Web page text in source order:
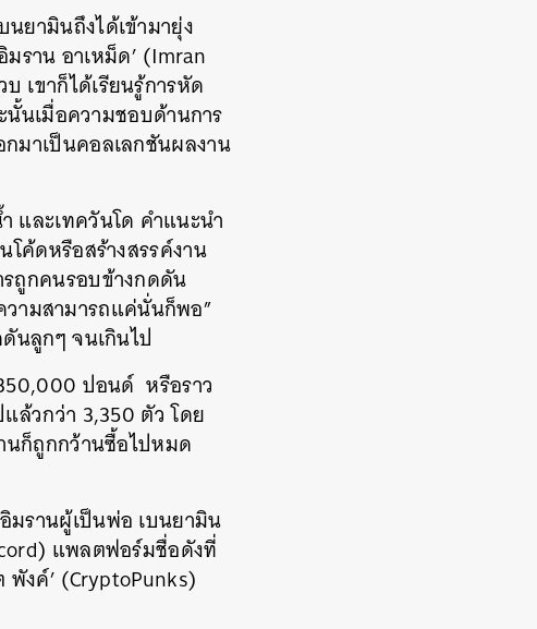
ยามินถึงได้เข้ามายุ่ง
มราน อาเหม็ด’ (Imran
เขาก็ได้เรียนรู้การหัด
นั้นเมื่อความชอบด้านการ
มาเป็นคอลเลกชันผลงาน
และเทควันโด คำแนะนำ
ค้ดหรือสร้างสรรค์งาน
ถูกคนรอบข้างกดดัน
ามสามารถแค่นั่นก็พอ”
นลูกๆ จนเกินไป
ปอนด์ หรือราว
ล้วกว่า 3,350 ตัว โดย
นก็ถูกกว้านซื้อไปหมด
มรานผู้เป็นพ่อ เบนยามิน
แพลตฟอร์มชื่อดังที่
งค์’ (CryptoPunks)